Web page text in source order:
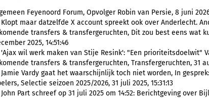
Feyenoord Forum, Opvolger Robin van Persie, 8 juni
Klopt maar datzelfde X account spreekt ook over Anderlecht.
transfers & transfergeruchten, Dit zou best eens wat
2025, 14:51:46
'Ajax wil werk maken van Stije Resink': "Een prioriteitsdoelwit"
transfers & transfergeruchten, Transfergeruchten, 31
Jamie Vardy gaat het waarschijnlijk toch niet worden, In
Selectie seizoen 2025/2026, 31 juli 2025, 15:31:13
John Part schreef op 31 juli 2025 om 14:52: Berichtgeving over